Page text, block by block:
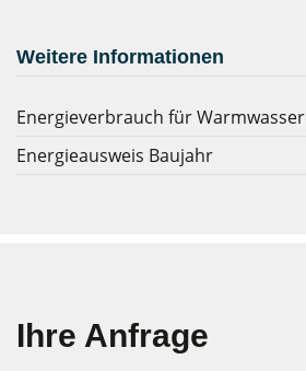
Weitere Informationen
Energieverbrauch für Warmwasser
Energieausweis Baujahr
Ihre Anfrage